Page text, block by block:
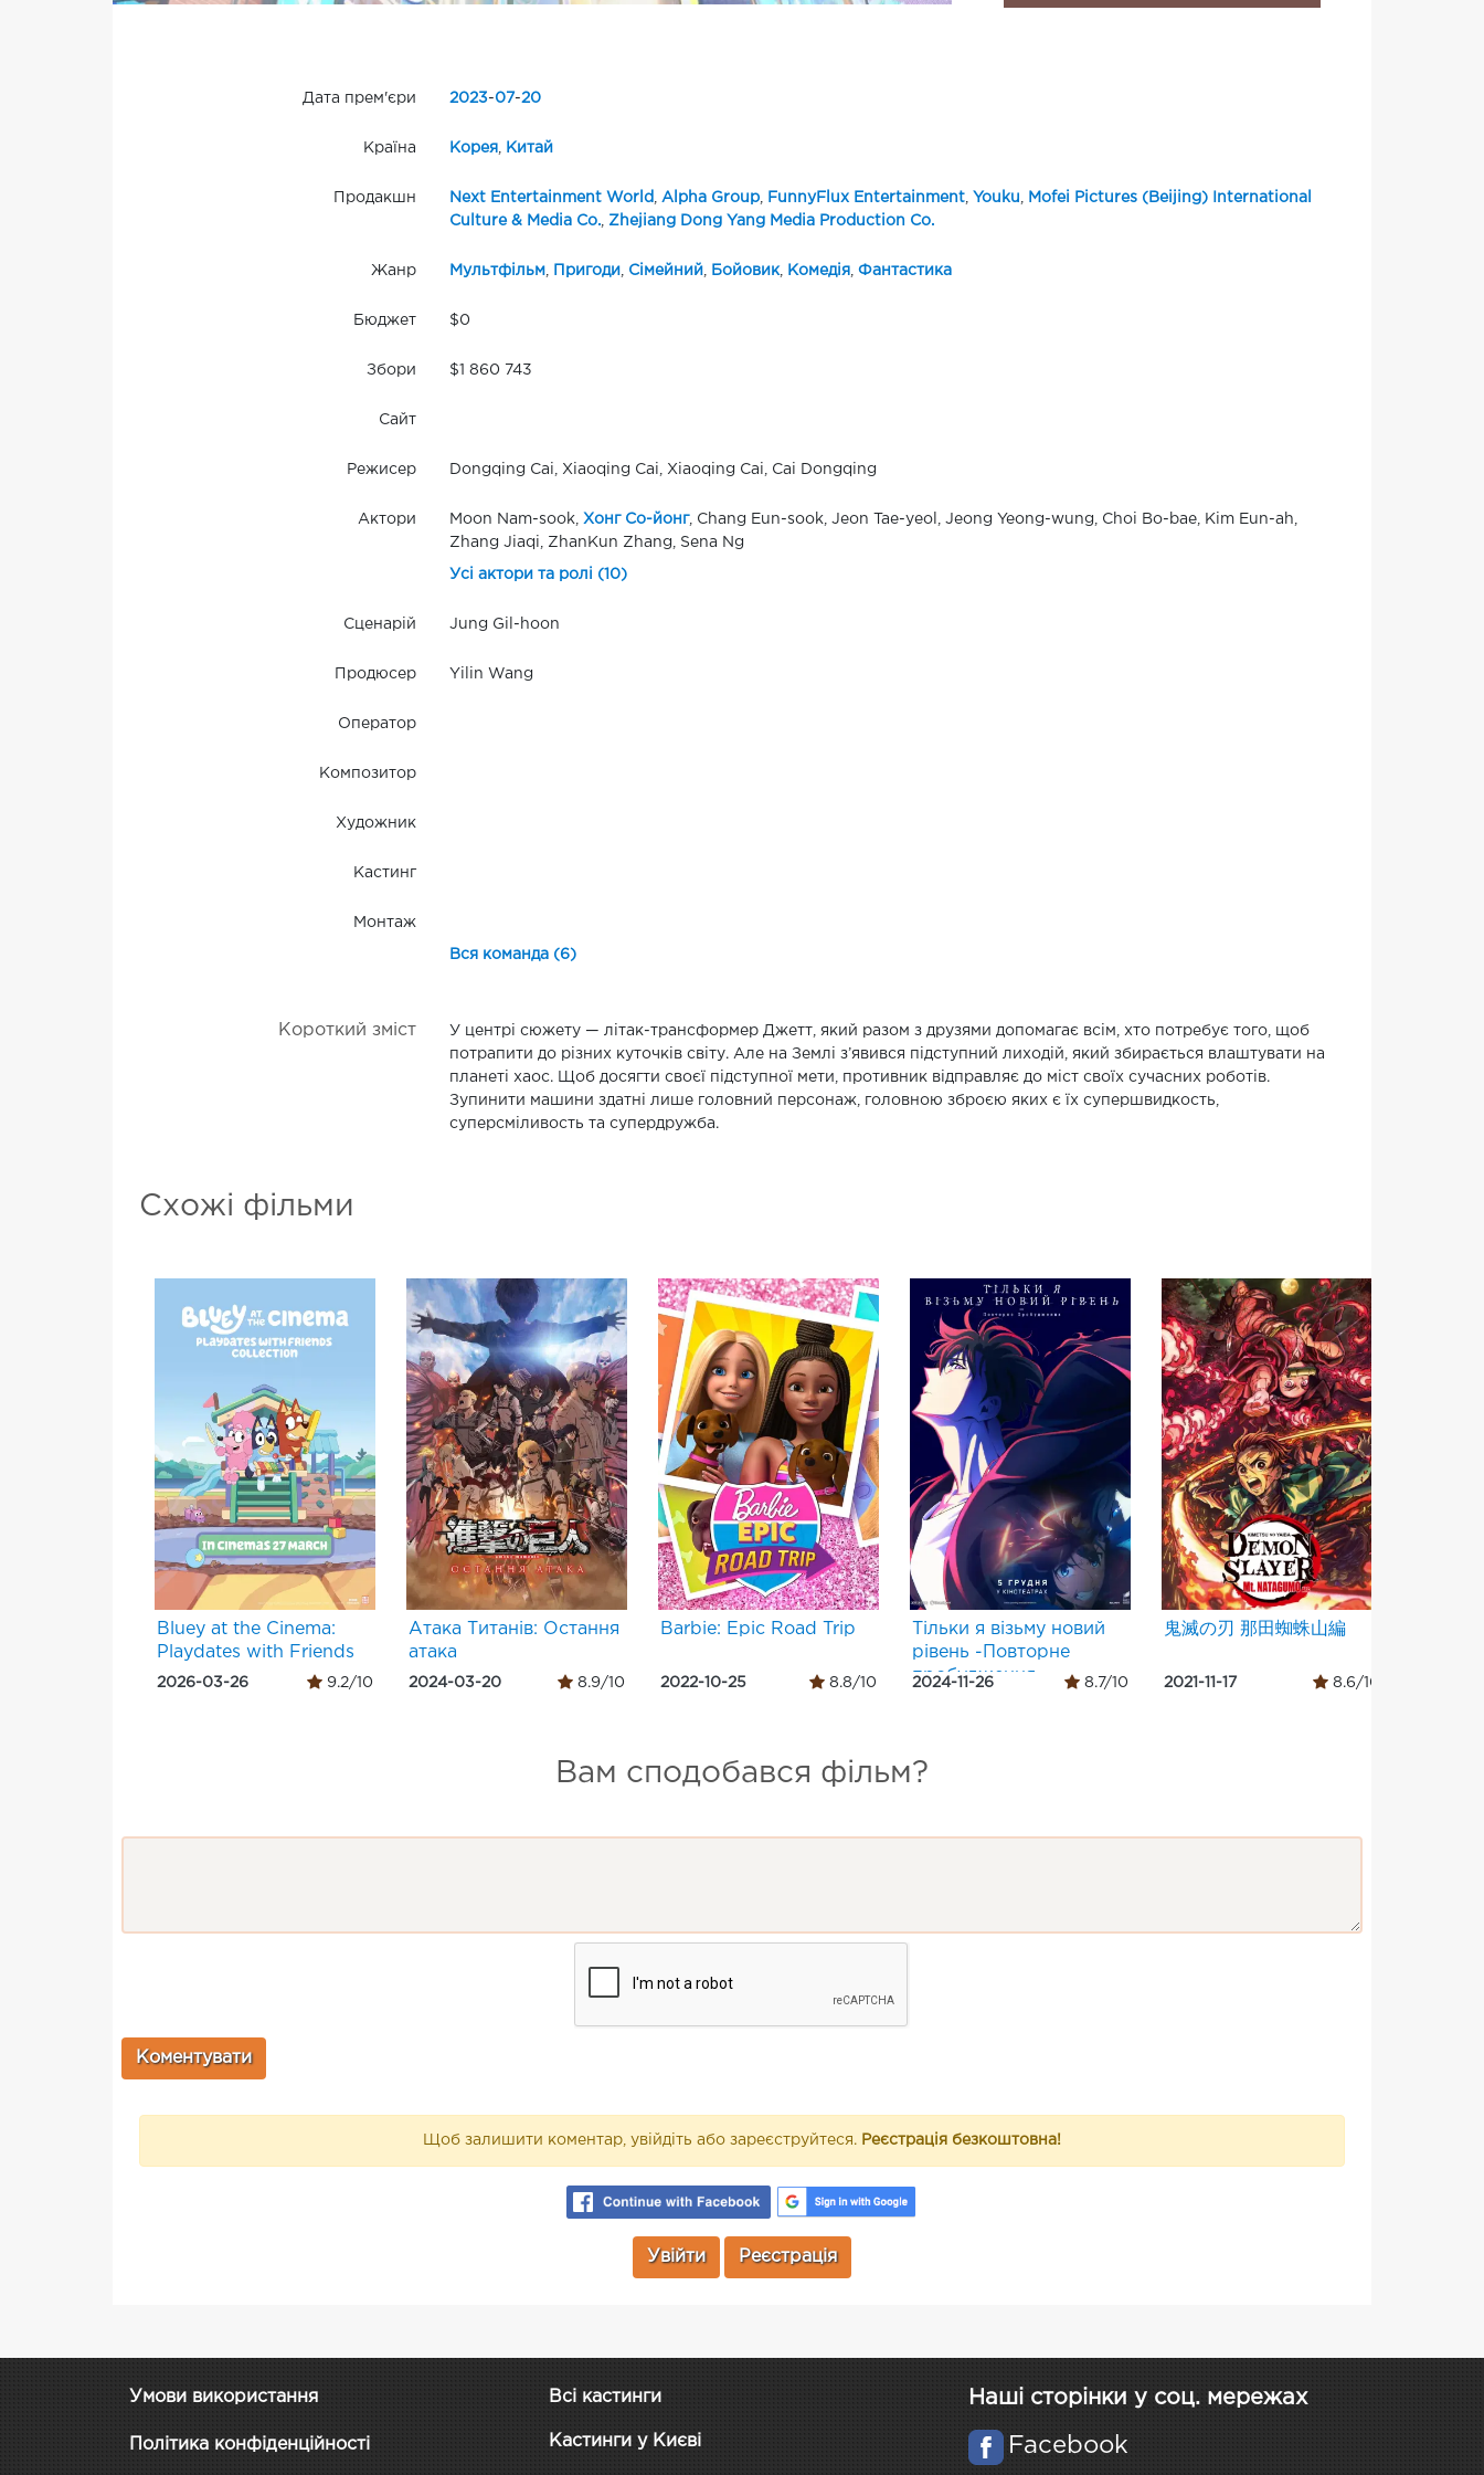
Дата прем'єри 2023-07-20
Країна Корея Китай
Продакшн Next Entertainment World Alpha Group, FunnyFlux Entertainment, Youku
Mofei Pictures (Beijing) International
Culture & Media Co., Zhejiang Dong Yang Media Production Co.
Жанр Мультфільм Пригоди Сімейний Бойовик, Комедія Фантастика
Бюджет $0
Збори $1 860 743
Сайт
Режисер Dongqing Cai, Xiaoqing Cai, Xiaoqing Cai, Cai Dongqing
Актори Moon Nam-sook, Хонг Со-йонг, Chang Eun-sook, Jeon Tae-yeol, Jeong Yeong-wung, Choi Bo-bae, Kim Eun-ah,
Zhang Jiaqi, ZhanKun Zhang, Sena Ng
Усі актори та ролі (10)
Сценарій Jung Gil-hoon
Продюсер Yilin Wang
Оператор
Композитор
Художник
Кастинг
Монтаж
Вся команда (6)
Короткий зміст
У центрі сюжету — літак-трансформер Джетт, який разом з друзями допомагає всім, хто потребує того, щоб
потрапити до різних куточків світу. Але на Землі з’явився підступний лиходій, який збирається влаштувати на
планеті хаос. Щоб досягти своєї підступної мети, противник відправляє до міст своїх сучасних роботів.
Зупинити машини здатні лише головний персонаж, головною зброєю яких є їх супершвидкость,
суперсміливость та супердружба.
Схожі фільми
Bluey at the Cinema:
Playdates with Friends
2026-03-26 9.2/10
Атака Титанів: Остання
атака
2024-03-20 8.9/10
Barbie: Epic Road Trip
2022-10-25 8.8/10
Тільки я візьму новий
рівень -Повторне
пробудження-
2024-11-26 8.7/10
鬼滅の刃 那田蜘蛛山編
2021-11-17 8.6/10
Вам сподобався фільм?
Щоб залишити коментар, увійдіть або зареєструйтеся. Реєстрація безкоштовна!
Увійти Реєстрація
Умови використання
Політика конфіденційності
Всі кастинги
Кастинги у Києві
Наші сторінки у соц. мережах
Facebook